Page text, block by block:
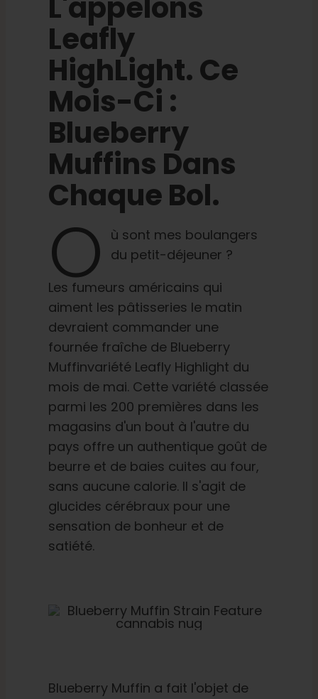
Leafly
HighLight. Ce
Mois-Ci :
Blueberry
Muffins Dans
Chaque Bol.
O
ù sont mes boulangers
du petit-déjeuner ?
Les fumeurs américains qui
aiment les pâtisseries le matin
devraient commander une
fournée fraîche de Blueberry
Muffinvariété Leafly Highlight du
mois de mai. Cette variété classée
parmi les 200 premières dans les
magasins d'un bout à l'autre du
pays offre un authentique goût de
beurre et de baies cuites au four,
sans aucune calorie. Il s'agit de
glucides cérébraux pour une
sensation de bonheur et de
satiété.
Blueberry Muffin a fait l'objet de